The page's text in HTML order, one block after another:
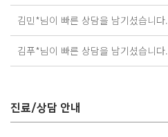
김민*님이 빠른 상담을 남기셨습니다.
김푸*님이 빠른 상담을 남기셨습니다.
진료/상담 안내